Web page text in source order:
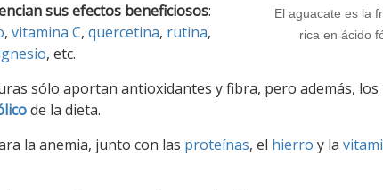
El aguacate es la
rica en ácido
sus efectos beneficiosos:
, vitamina C, quercetina, rutina,
, etc.
sólo aportan antioxidantes y fibra, pero además, los
de la dieta.
la anemia, junto con las proteínas, el hierro y la